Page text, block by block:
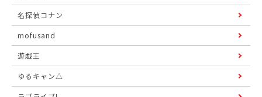
名探偵コナン
mofusand
遊戯王
ゆるキャン△